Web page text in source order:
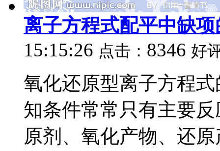
离子方程式配平中缺
15:15:26 点击： 8346 好
氧化还原型离子方程
知条件常常只有主要
原剂、氧化产物、还